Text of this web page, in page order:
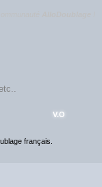
V.O
français.